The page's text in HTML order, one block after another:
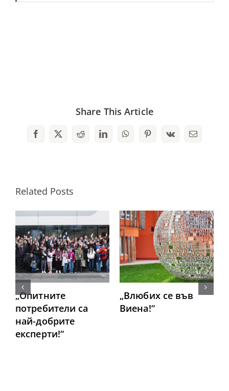
Share This Article
Facebook
X RedditLinkedInWhatsAppPinterest
Vk Email
Related Posts
„Опитните
потребители са
най-добрите
експерти!“
„Влюбих се във
Виена!“